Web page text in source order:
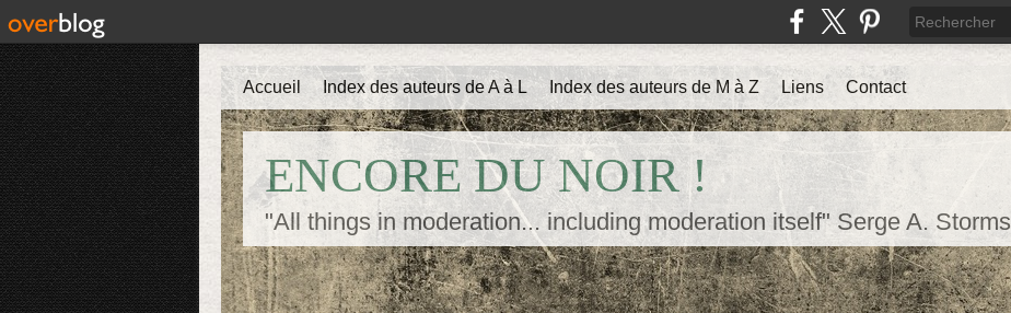
ENCORE DU NOIR !
"All things in moderation... including moderation itself" Serge A. Storms
Accueil Index des auteurs de A à L Index des auteurs de M à Z Liens Contact